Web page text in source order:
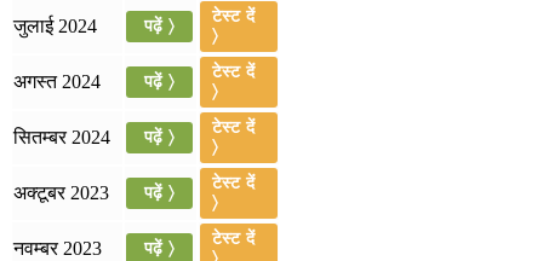
📝 डेली करेंट अफेयर्स: 13-15 जुलाई 2026
जुलाई 2024 पढ़ें 〉
टेस्ट दें
〉
अगस्त 2024 पढ़ें 〉
टेस्ट दें
〉
सितम्बर 2024 पढ़ें 〉
टेस्ट दें
〉
अक्टूबर 2023 पढ़ें 〉
टेस्ट दें
〉
नवम्बर 2023 पढ़ें 〉
टेस्ट दें